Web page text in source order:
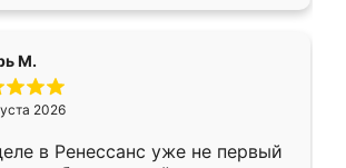
М.
2026
в Ренессанс уже не первый